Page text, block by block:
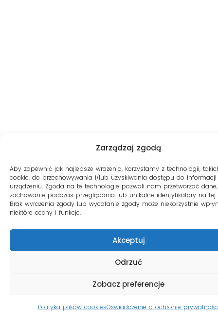
Zarządzaj zgodą
Aby zapewnić jak najlepsze wrażenia, korzystamy z technologii,
cookie, do przechowywania i/lub uzyskiwania dostępu do
urządzeniu. Zgoda na te technologie pozwoli nam przetwarzać
zachowanie podczas przeglądania lub unikalne identyfikatory na tej
Brak wyrażenia zgody lub wycofanie zgody może niekorzystnie
niektóre cechy i funkcje.
Akceptuj
Odrzuć
Zobacz preferencje
Polityka plików cookiesOświadczenie o ochronie